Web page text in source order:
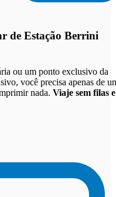
de Estação Berrini
ou um ponto exclusivo da
você precisa apenas de
nada. Viaje sem filas e